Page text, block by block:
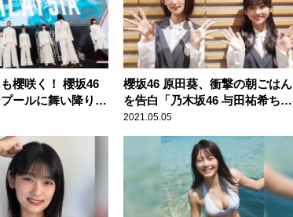
櫻咲く！ 櫻坂46
ールに舞い降り
櫻坂46 原田葵、衝撃の朝ごはん
を告白「乃木坂46 与田祐希ちゃ
んが食べてるって言ってて」 そ
のメニューに井上梨名驚き
2021.05.05